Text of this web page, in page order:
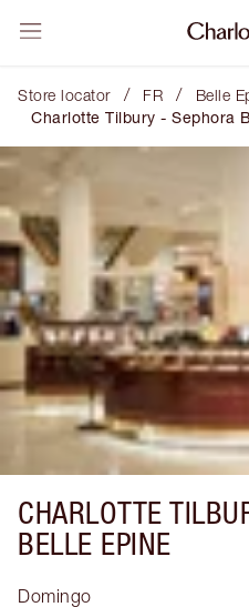
Store locator / FR / Belle
Charlotte Tilbury - Sephora
CHARLOTTE
BELLE EPINE
Domingo